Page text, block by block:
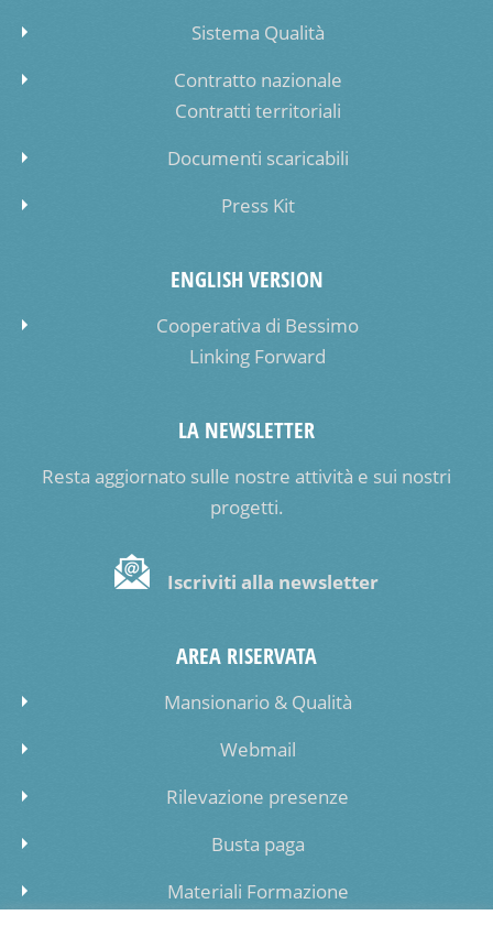
Sistema Qualità
Contratto nazionale
Contratti territoriali
Documenti scaricabili
Press Kit
ENGLISH VERSION
Cooperativa di Bessimo
Linking Forward
LA NEWSLETTER
Resta aggiornato sulle nostre attività e sui nostri
progetti.
Iscriviti alla newsletter
AREA RISERVATA
Mansionario & Qualità
Webmail
Rilevazione presenze
Busta paga
Materiali Formazione